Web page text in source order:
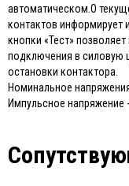
автоматическом.О
контактов информирует
кнопки «Тест»
подключения в силовую
остановки контактора.
Номинальное
Импульсное напряжение